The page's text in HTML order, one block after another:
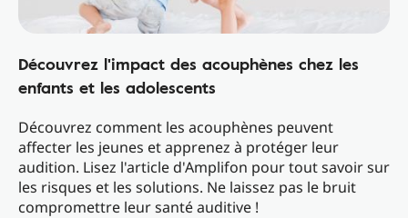
Découvrez l'impact des acouphènes chez les
enfants et les adolescents
Découvrez comment les acouphènes peuvent
affecter les jeunes et apprenez à protéger leur
audition. Lisez l'article d'Amplifon pour tout savoir sur
les risques et les solutions. Ne laissez pas le bruit
compromettre leur santé auditive !